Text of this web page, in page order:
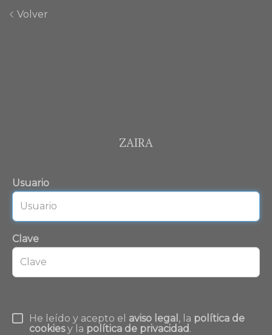
Volver
ZAIRA
Usuario
Clave
He leído y acepto el aviso legal , la política de
cookiesy la política de privacidad.